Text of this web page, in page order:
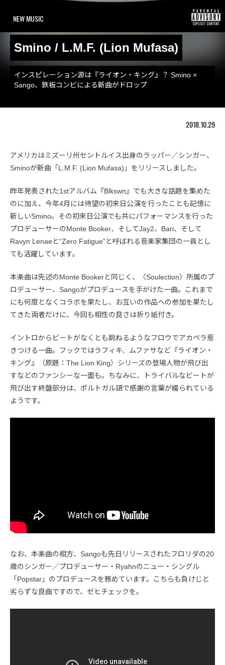
NEW MUSIC
Smino / L.M.F. (Lion Mufasa)
インスピレーション源は『ライオン・キング』？ Smino ×
Sango、鉄板コンビによる新曲がドロップ
2018.10.29
アメリカはミズーリ州セントルイス出身のラッパー／シンガー、
Sminoが新曲「L.M.F. (Lion Mufasa)」をリリースしました。
昨年発表された1stアルバム『Blkswn』でも大きな話題を集めた
のに加え、今年4月には待望の初来日公演を行ったことも記憶に
新しいSmino。その初来日公演でも共にパフォーマンスを行った
プロデューサーのMonte Booker、そしてJay2、Bari、そして
Ravyn Lenaeと“Zero Fatigue”と呼ばれる音楽家集団の一員とし
ても活躍しています。
本楽曲は先述のMonte Bookerと同じく、〈Soulection〉所属のプ
ロデューサー、Sangoがプロデュースを手がけた一曲。これまで
にも何度となくコラボを果たし、お互いの作品への参加を果たし
てきた両者だけに、今回も相性の良さは折り紙付き。
イントロからビートがなくとも跳ねるようなフロウでアカペラ惹
きつける一曲。フックではラフィキ、ムファサなど『ライオン・
キング』（原題：The Lion King）シリーズの登場人物が飛び出
すなどのファンシーな一面も。ちなみに、トライバルなビートが
飛び出す終盤部分は、ポルトガル語で感謝の言葉が綴られている
ようです。
なお、本楽曲の相方、Sangoも先日リリースされたフロリダの20
歳のシンガー／プロデューサー・Ryahnのニュー・シングル
「Popstar」のプロデュースを務めています。こちらも負けじと
劣らずな良曲ですので、ゼヒチェックを。